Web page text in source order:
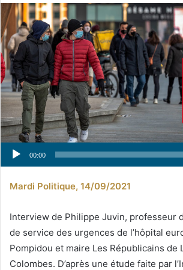
00:00
Mardi Politique, 14/09/2021
Interview de Philippe Juvin, professeur
de service des urgences de l’hôpital
Pompidou et maire Les Républicains de
Colombes. D’après une étude faite par